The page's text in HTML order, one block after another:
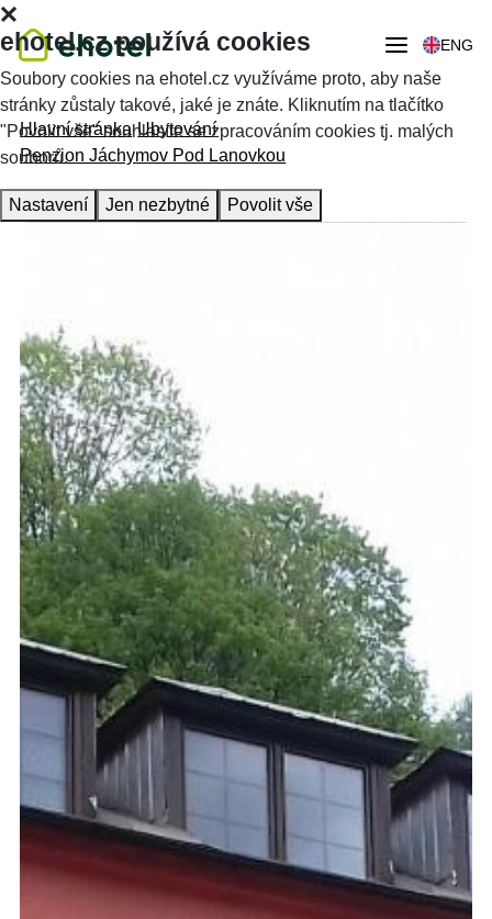
ENG
Hlavní stránka Ubytování
Penzion Jáchymov Pod Lanovkou
ehotel.cz používá cookies
Soubory cookies na ehotel.cz využíváme proto, aby naše
stránky zůstaly takové, jaké je znáte. Kliknutím na tlačítko
"Povolit vše" souhlasíte se zpracováním cookies tj. malých
souborů.
Nastavení Jen nezbytné Povolit vše